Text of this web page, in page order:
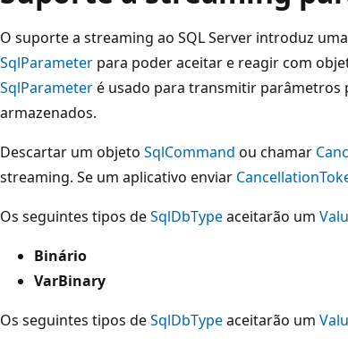
O suporte a streaming ao SQL Server introduz
SqlParameter para poder aceitar e reagir com
SqlParameteré usado para transmitir parâmetros
armazenados.
Descartar um objeto SqlCommand ou chamar
streaming. Se um aplicativo enviar
Os seguintes tipos deSqlDbTypeaceitarão um
Binário
VarBinary
Os seguintes tipos deSqlDbTypeaceitarão um